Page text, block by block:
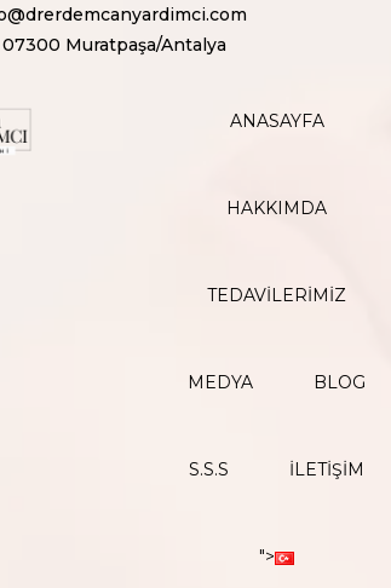
07300 Muratpaşa/Antalya
ANASAYFA
HAKKIMDA
TEDAVİLERİMİZ
MEDYA BLOG
S.S.S İLETİŞİM
">